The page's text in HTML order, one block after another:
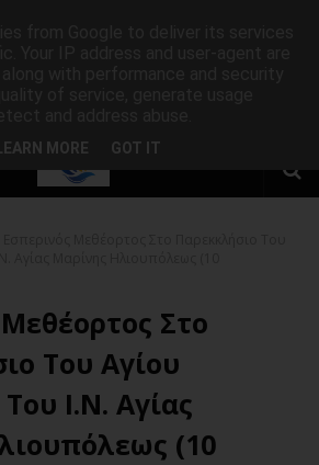
Στο
Του Αγίου
Ι.Ν. Αγίας
(10
LEARN MORE GOT IT